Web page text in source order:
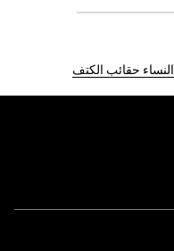
النساء حقائب الكتف